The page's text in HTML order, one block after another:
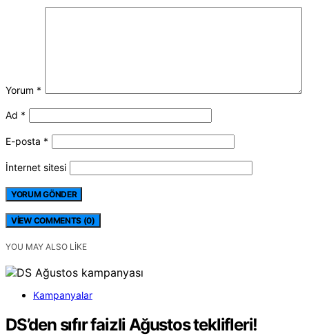
Yorum *
Ad *
E-posta *
İnternet sitesi
VIEW COMMENTS (0)
YOU MAY ALSO LIKE
Kampanyalar
DS’den sıfır faizli Ağustos teklifleri!